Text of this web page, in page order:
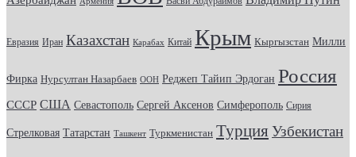
Евразия Иран Казахстан Карабах Китай Крым Кыргызстан Милли
Фирка Нурсултан Назарбаев ООН Реджеп Тайип Эрдоган Россия
СССР США Севастополь Сергей Аксенов Симферополь Сирия
Стрелковая Татарстан Ташкент Туркменистан Турция Узбекистан